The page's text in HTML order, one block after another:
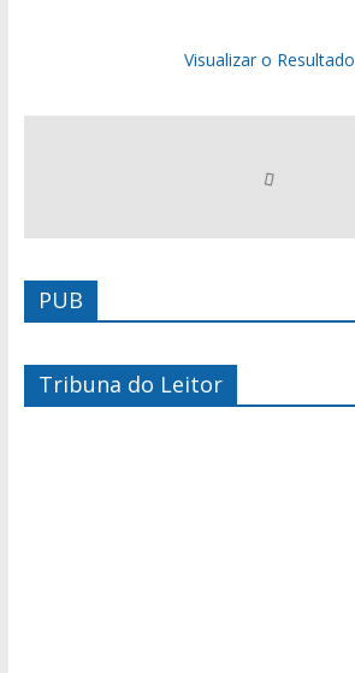
Visualizar o Resultado
PUB
Tribuna do Leitor